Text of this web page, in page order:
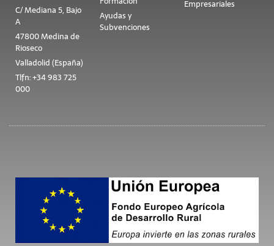
C/ Mediana 5, Bajo
A
47800 Medina de
Rioseco
Valladolid (España)
Tlfn: +34 983 725
000
Ayudas y
Subvenciones
Empresariales